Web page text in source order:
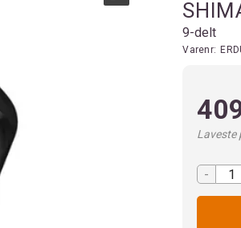
9-delt
Varenr:
Laveste
-